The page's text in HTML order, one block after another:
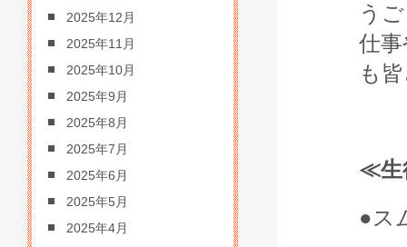
う
仕
も
≪
●ス
2025年12月
2025年11月
2025年10月
2025年9月
2025年8月
2025年7月
2025年6月
2025年5月
2025年4月